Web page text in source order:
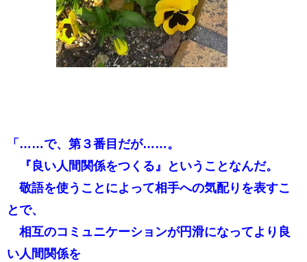
「……で、第３番目だが……。
『良い人間関係をつくる』ということなんだ。
敬語を使うことによって相手への気配りを表すこ
とで、
相互のコミュニケーションが円滑になってより良
い人間関係を